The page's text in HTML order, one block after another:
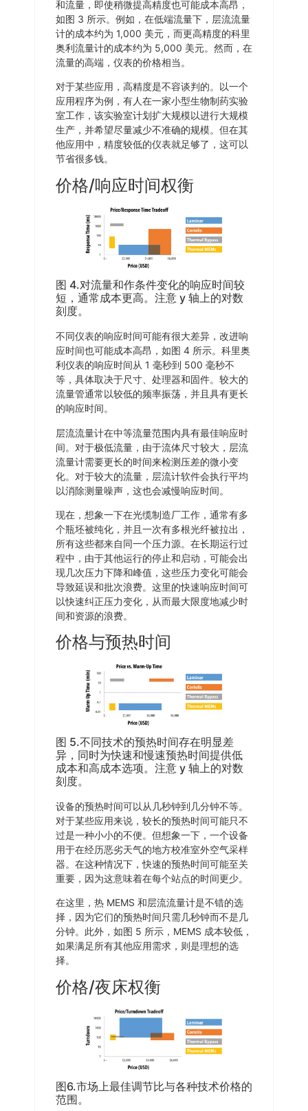
和流量，即使稍微提高精度也可能成本高昂，
如图 3 所示。例如，在低端流量下，层流流量
计的成本约为 1,000 美元，而更高精度的科里
奥利流量计的成本约为 5,000 美元。然而，在
流量的高端，仪表的价格相当。
对于某些应用，高精度是不容谈判的。以一个
应用程序为例，有人在一家小型生物制药实验
室工作，该实验室计划扩大规模以进行大规模
生产，并希望尽量减少不准确的规模。但在其
他应用中，精度较低的仪表就足够了，这可以
节省很多钱。
价格/响应时间权衡
图 4.对流量和作条件变化的响应时间较
短，通常成本更高。注意 y 轴上的对数
刻度。
不同仪表的响应时间可能有很大差异，改进响
应时间也可能成本高昂，如图 4 所示。科里奥
利仪表的响应时间从 1 毫秒到 500 毫秒不
等，具体取决于尺寸、处理器和固件。较大的
流量管通常以较低的频率振荡，并且具有更长
的响应时间。
层流流量计在中等流量范围内具有最佳响应时
间。对于极低流量，由于流体尺寸较大，层流
流量计需要更长的时间来检测压差的微小变
化。对于较大的流量，层流计软件会执行平均
以消除测量噪声，这也会减慢响应时间。
现在，想象一下在光缆制造厂工作，通常有多
个瓶坯被纯化，并且一次有多根光纤被拉出，
所有这些都来自同一个压力源。在长期运行过
程中，由于其他运行的停止和启动，可能会出
现几次压力下降和峰值，这些压力变化可能会
导致延误和批次浪费。这里的快速响应时间可
以快速纠正压力变化，从而最大限度地减少时
间和资源的浪费。
价格与预热时间
图 5.不同技术的预热时间存在明显差
异，同时为快速和慢速预热时间提供低
成本和高成本选项。注意 y 轴上的对数
刻度。
设备的预热时间可以从几秒钟到几分钟不等。
对于某些应用来说，较长的预热时间可能只不
过是一种小小的不便。但想象一下，一个设备
用于在经历恶劣天气的地方校准室外空气采样
器。在这种情况下，快速的预热时间可能至关
重要，因为这意味着在每个站点的时间更少。
在这里，热 MEMS 和层流流量计是不错的选
择，因为它们的预热时间只需几秒钟而不是几
分钟。此外，如图 5 所示，MEMS 成本较低，
如果满足所有其他应用需求，则是理想的选
择。
价格/夜床权衡
图6.市场上最佳调节比与各种技术价格的
范围。